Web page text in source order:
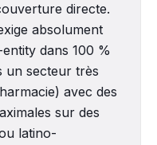
directe.
absolument
dans 100 %
un secteur très
avec des
sur des
latino-